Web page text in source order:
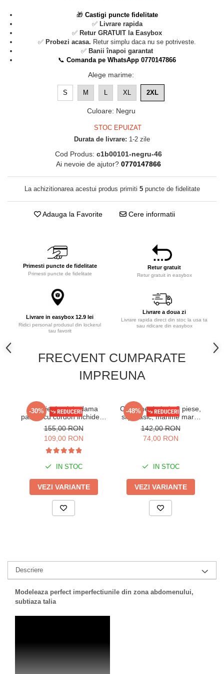
🎁 Castigi puncte fidelitate
✅ Livrare rapida
✅ Retur GRATUIT la Easybox
✅ Probezi acasa. Retur simplu daca nu se potriveste.
✅ Banii înapoi garantat
📞 Comanda pe WhatsApp 0770147866
Alege marime:
S M L XL 2XL
Culoare: Negru
STOC EPUIZAT
Durata de livrare: 1-2 zile
Cod Produs: c1b00101-negru-46
Ai nevoie de ajutor? 0770147866
La achizitionarea acestui produs primiti 5puncte de fidelitate
Adauga la Favorite Cere informatii
Primesti puncte de fidelitate
Primesti puncte de fidelitate
Retur gratuit
Retur gratuit in easybox
Livrare in easybox 12.9 lei
Ridici personal produsul din lockerul
tau favorit
Livrare a doua zi
Livrare rapida direct din stoc la usa ta
sau ridicare din easybox
FRECVENT CUMPARATE
IMPREUNA
-30%
Rochie de plaja dama
pareo, cu cordon inchidere
in talie, animal print 00123
155,00 RON
109,00 RON
IN STOC
VEZI VARIANTE
-48%
Costume de baie 2 piese,
slip clasic, marime mare,
negru/mov deschis lm037
142,00 RON
74,00 RON
IN STOC
VEZI VARIANTE
Descriere
Modeleaza perfect imperfectiunile din zona abdomenului,
subtiaza talia